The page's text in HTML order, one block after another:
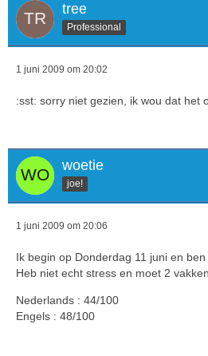
tree
Professional
1 juni 2009 om 20:02
:sst: sorry niet gezien, ik wou dat het
woetie
joe!
1 juni 2009 om 20:06
Ik begin op Donderdag 11 juni en ben
Heb niet echt stress en moet 2
Nederlands : 44/100
Engels : 48/100